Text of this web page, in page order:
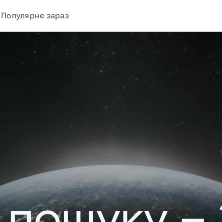
Популярне зараз